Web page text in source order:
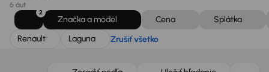
6 áut
2
Značka a model Cena
Splátka
Renault
Laguna Zrušiť všetko
Zlacnené o 1 000 €